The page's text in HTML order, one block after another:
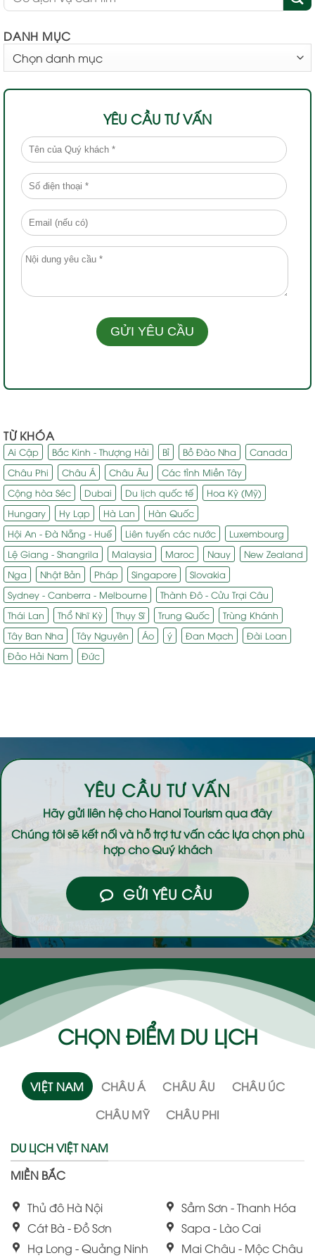
DANH MỤC
MỤC
YÊU CẦU TƯ VẤN
TỪ KHÓA
Ai Cập Bắc Kinh - Thượng Hải Bỉ Bồ Đào Nha
Canada
Châu Phi
Châu Á Châu Âu
Các tỉnh Miền Tây
Cộng hòa Séc
Dubai Du lịch quốc tế
Hoa Kỳ (Mỹ)
Hungary
Hy Lạp Hà Lan
Hàn Quốc
Hội An - Đà Nẵng - Huế
Liên tuyến các nước
Luxembourg
Lệ Giang - Shangrila
Malaysia Maroc Nauy
New Zealand
Nga
Nhật Bản Pháp Singapore
Slovakia
Sydney - Canberra - Melbourne
Thành Đô - Cửu Trại Câu
Thái Lan
Thổ Nhĩ Kỳ Thụy Sĩ Trung Quốc
Trùng Khánh
Tây Ban Nha
Tây Nguyên Áo ý Đan Mạch
Đài Loan
Đảo Hải Nam
Đức
YÊU CẦU TƯ VẤN
Hãy gửi liên hệ choHanoi Tourismqua đây
Chúng tôi sẽ kết nối và hỗ trợ tư vấn các lựa chọn phù
hợp cho Quý khách
GỬI YÊU CẦU
CHỌN ĐIỂM DU LỊCH
VIỆT NAM CHÂU Á CHÂU ÂU
CHÂU ÚC
CHÂU MỸ
CHÂU PHI
DU LỊCH VIỆT NAM
MIỀN BẮC
Thủ đô Hà Nội
Cát Bà - Đồ Sơn
Hạ Long - Quảng Ninh
Sầm Sơn - Thanh Hóa
Sapa - Lào Cai
Mai Châu - Mộc Châu